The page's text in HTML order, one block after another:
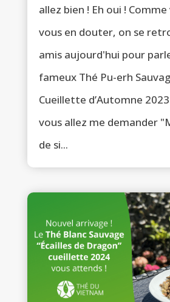
allez bien ! Eh oui !
vous en douter, on se
amis aujourd'hui pour
fameux Thé Pu-erh
Cueillette d’Automne 2023
vous allez me demander
de si...